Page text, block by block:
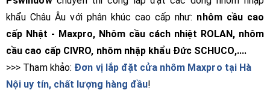
khẩu Châu Âu với phân khúc cao cấp như: nhôm cầu cao
cấp Nhật - Maxpro, Nhôm cầu cách nhiệt ROLAN, nhôm
cầu cao cấp CIVRO, nhôm nhập khẩu Đức SCHUCO,....
>>> Tham khảo: Đơn vị lắp đặt cửa nhôm Maxpro tại Hà
Nội uy tín, chất lượng hàng đầu!